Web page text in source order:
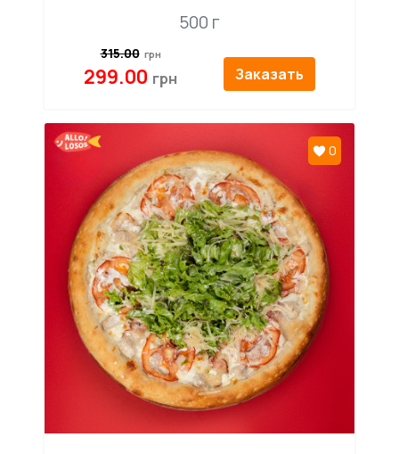
500 г
315.00
299.00 Заказать
0